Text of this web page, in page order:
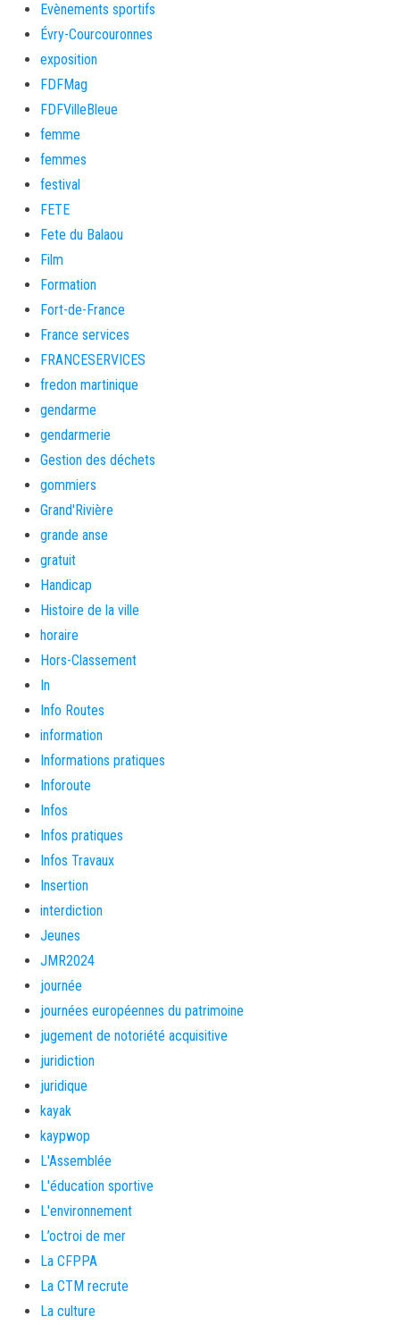
Evènements sportifs
Évry-Courcouronnes
exposition
FDFMag
FDFVilleBleue
femme
femmes
festival
FETE
Fete du Balaou
Film
Formation
Fort-de-France
France services
FRANCESERVICES
fredon martinique
gendarme
gendarmerie
Gestion des déchets
gommiers
Grand'Rivière
grande anse
gratuit
Handicap
Histoire de la ville
horaire
Hors-Classement
In
Info Routes
information
Informations pratiques
Inforoute
Infos
Infos pratiques
Infos Travaux
Insertion
interdiction
Jeunes
JMR2024
journée
journées européennes du patrimoine
jugement de notoriété acquisitive
juridiction
juridique
kayak
kaypwop
L'Assemblée
L'éducation sportive
L'environnement
L’octroi de mer
La CFPPA
La CTM recrute
La culture